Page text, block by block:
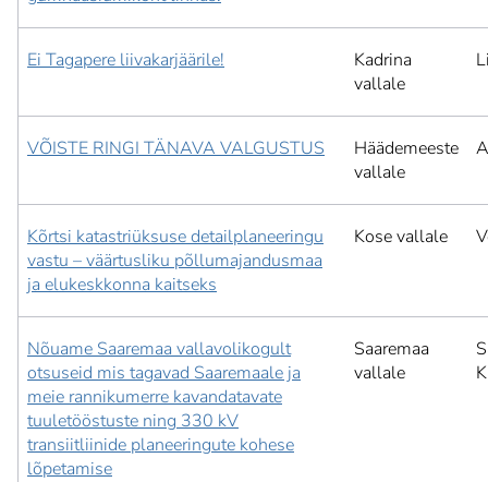
Ei Tagapere liivakarjäärile!
Kadrina
vallale
VÕISTE RINGI TÄNAVA VALGUSTUS
Häädemeeste
vallale
Kõrtsi katastriüksuse detailplaneeringu
vastu – väärtusliku põllumajandusmaa
ja elukeskkonna kaitseks
Kose vallale
Nõuame Saaremaa vallavolikogult
otsuseid mis tagavad Saaremaale ja
meie rannikumerre kavandatavate
tuuletööstuste ning 330 kV
transiitliinide planeeringute kohese
lõpetamise
Saaremaa
vallale